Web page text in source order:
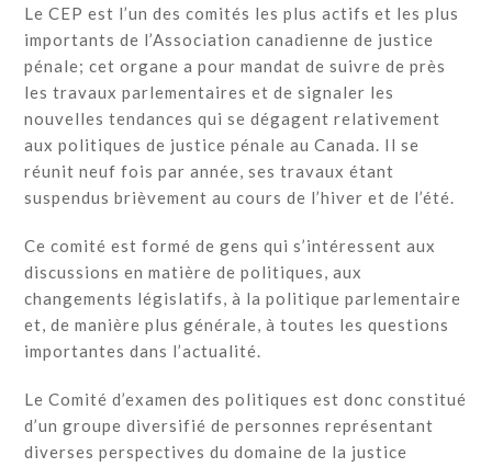
Le CEP est l’un des comités les plus actifs et les plus
importants de l’Association canadienne de justice
pénale; cet organe a pour mandat de suivre de près
les travaux parlementaires et de signaler les
nouvelles tendances qui se dégagent relativement
aux politiques de justice pénale au Canada. Il se
réunit neuf fois par année, ses travaux étant
suspendus brièvement au cours de l’hiver et de l’été.
Ce comité est formé de gens qui s’intéressent aux
discussions en matière de politiques, aux
changements législatifs, à la politique parlementaire
et, de manière plus générale, à toutes les questions
importantes dans l’actualité.
Le Comité d’examen des politiques est donc constitué
d’un groupe diversifié de personnes représentant
diverses perspectives du domaine de la justice